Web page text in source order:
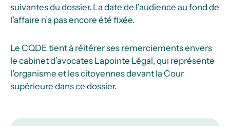
suivantes du dossier. La date de l’audience au fond de
l’affaire n’a pas encore été fixée.
Le CQDE tient à réitérer ses remerciements envers
le cabinet d’avocates Lapointe Légal, qui représente
l’organisme et les citoyennes devant la Cour
supérieure dans ce dossier.